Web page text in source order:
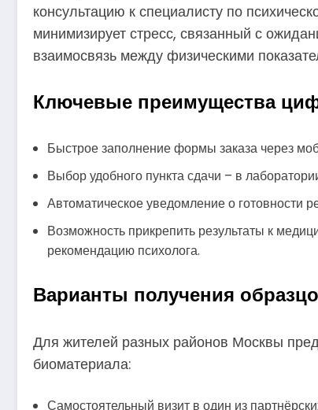
консультацию к специалисту по
минимизирует стресс, связанный с
взаимосвязь между физическими
Ключевые преимущества
Быстрое заполнение формы заказа через
Выбор удобного пункта сдачи – в
Автоматическое уведомление о готовности
Возможность прикрепить результаты к
рекомендацию психолога.
Варианты получения
Для жителей разных районов Москвы
биоматериала:
Самостоятельный визит в один из